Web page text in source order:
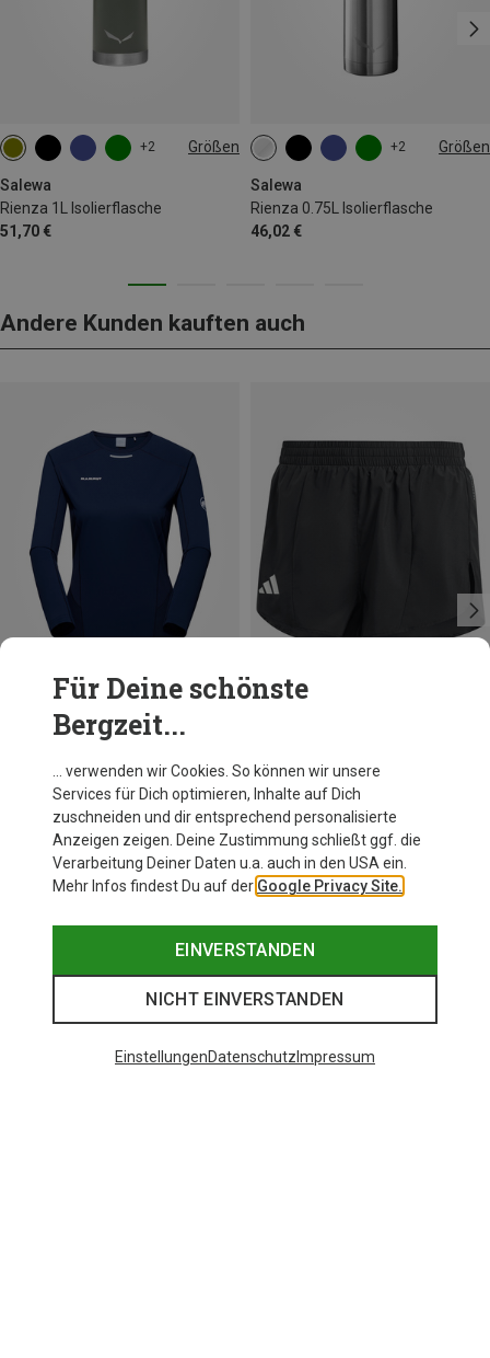
+2 Größen
Salewa
Rienza 1L Isolierflasche
51,70 €
1L
+2 Größen
Salewa
Rienza 0.75L Isolierflasche
46,02 €
0.75L
Andere Kunden kauften auch
Du sparst 24%
adidas
Damen Adizero Essentials Shorts
29,95 €
Für Deine schönste
Bergzeit...
… verwenden wir Cookies. So können wir unsere
Services für Dich optimieren, Inhalte auf Dich
zuschneiden und dir entsprechend personalisierte
Anzeigen zeigen. Deine Zustimmung schließt ggf. die
Verarbeitung Deiner Daten u.a. auch in den USA ein.
Mehr Infos findest Du auf der Google Privacy Site.
EINVERSTANDEN
NICHT EINVERSTANDEN
EinstellungenDatenschutz Impressum